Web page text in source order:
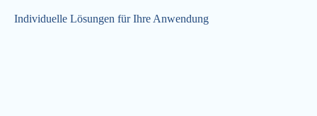
Individuelle Lösungen für Ihre Anwendung